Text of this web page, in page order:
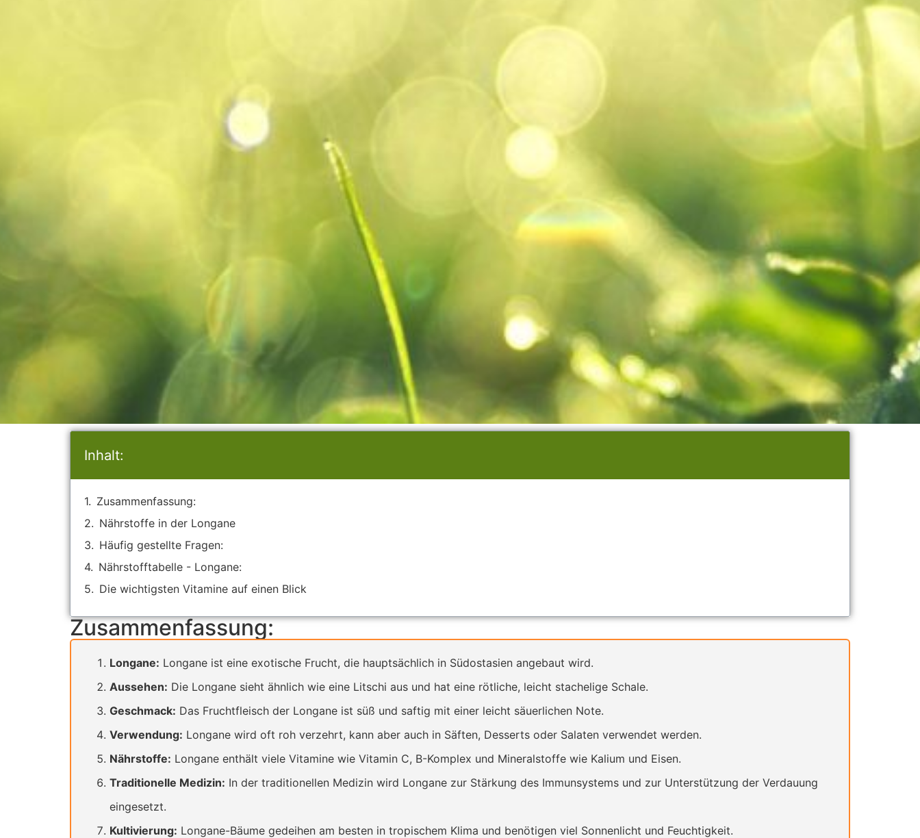
Inhalt:
Zusammenfassung:
Nährstoffe in der Longane
Häufig gestellte Fragen:
Nährstofftabelle - Longane:
Die wichtigsten Vitamine auf einen Blick
Zusammenfassung:
Longane: Longane ist eine exotische Frucht, die hauptsächlich in Südostasien angebaut wird.
Aussehen: Die Longane sieht ähnlich wie eine Litschi aus und hat eine rötliche, leicht stachelige Schale.
Geschmack: Das Fruchtfleisch der Longane ist süß und saftig mit einer leicht säuerlichen Note.
Verwendung: Longane wird oft roh verzehrt, kann aber auch in Säften, Desserts oder Salaten verwendet werden.
Nährstoffe: Longane enthält viele Vitamine wie Vitamin C, B-Komplex und Mineralstoffe wie Kalium und Eisen.
Traditionelle Medizin: In der traditionellen Medizin wird Longane zur Stärkung des Immunsystems und zur Unterstützung der Verdauung
eingesetzt.
Kultivierung: Longane-Bäume gedeihen am besten in tropischem Klima und benötigen viel Sonnenlicht und Feuchtigkeit.